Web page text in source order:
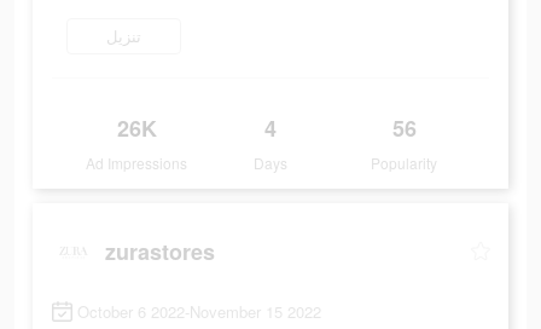
تنزيل
26K
Ad Impressions
4
Days
56
Popularity
zurastores
October 6 2022-November 15 2022